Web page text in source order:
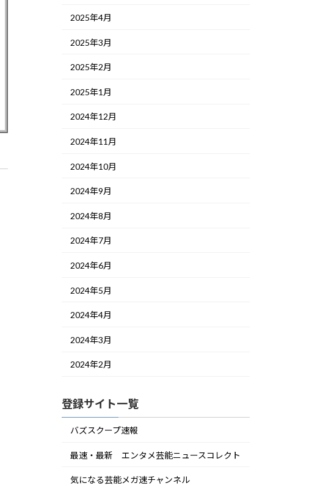
2025年4月
2025年3月
2025年2月
2025年1月
2024年12月
2024年11月
2024年10月
2024年9月
2024年8月
2024年7月
2024年6月
2024年5月
2024年4月
2024年3月
2024年2月
登録サイト一覧
バズスクープ速報
最速・最新 エンタメ芸能ニュースコレクト
気になる芸能メガ速チャンネル